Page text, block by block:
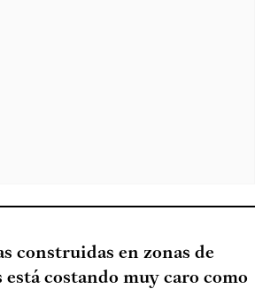
construidas en zonas de
costando muy caro como